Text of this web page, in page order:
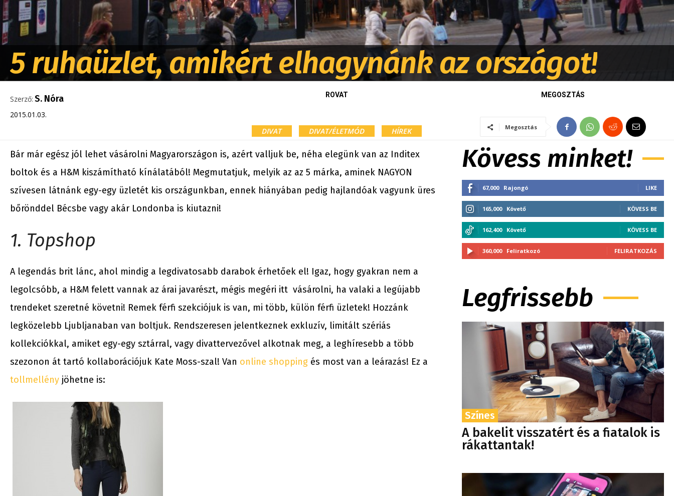
5 ruhaüzlet, amikért elhagynánk az országot!
Szerző: S. Nóra
2015.01.03.
ROVAT
DIVAT DIVAT/ÉLETMÓD HÍREK
MEGOSZTÁS
Megosztás
Bár már egész jól lehet vásárolni Magyarországon is, azért valljuk be, néha elegünk van az Inditex
boltok és a H&M kiszámítható kínálatából! Megmutatjuk, melyik az az 5 márka, aminek NAGYON
szívesen látnánk egy-egy üzletét kis országunkban, ennek hiányában pedig hajlandóak vagyunk üres
bőrönddel Bécsbe vagy akár Londonba is kiutazni!
1. Topshop
A legendás brit lánc, ahol mindig a legdivatosabb darabok érhetőek el! Igaz, hogy gyakran nem a
legolcsóbb, a H&M felett vannak az árai javarészt, mégis megéri itt vásárolni, ha valaki a legújabb
trendeket szeretné követni! Remek férfi szekciójuk is van, mi több, külön férfi üzletek! Hozzánk
legközelebb Ljubljanaban van boltjuk. Rendszeresen jelentkeznek exkluzív, limitált szériás
kollekciókkal, amiket egy-egy sztárral, vagy divattervezővel alkotnak meg, a leghíresebb a több
szezonon át tartó kollaborációjuk Kate Moss-szal! Van online shopping és most van a leárazás! Ez a
tollmellény jöhetne is:
Kövess minket!
67,000 Rajongó LIKE
165,000 Követő KÖVESS BE
162,400 Követő KÖVESS BE
360,000 Feliratkozó FELIRATKOZÁS
Legfrissebb
Színes
A bakelit visszatért és a fiatalok is
rákattantak!